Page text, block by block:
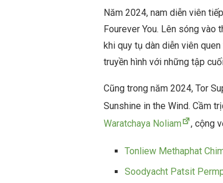
Năm 2024, nam diễn viên
Fourever You. Lên sóng vào
khi quy tụ dàn diễn viên
truyền hình với những tập
Cũng trong năm 2024, Tor
Sunshine in the Wind. Cầm
Waratchaya Noliam
, cộng
Tonliew Methaphat
Soodyacht Patsit